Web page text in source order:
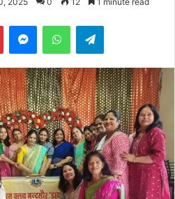
PinterestMessengerWhatsAppTelegram